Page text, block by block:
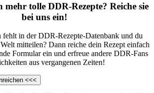
mehr tolle DDR-Rezepte? Reiche sie
bei uns ein!
fehlt in der DDR-Rezepte-Datenbank und du
mitteilen? Dann reiche dein Rezept einfach
Formular ein und erfreue andere DDR-Fans
aus vergangenen Zeiten!